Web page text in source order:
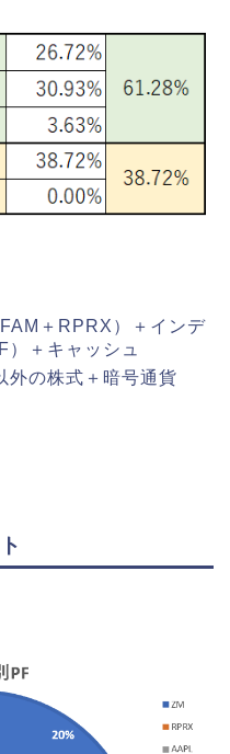
＋RPRX）＋インデ
）＋キャッシュ
外の株式＋暗号通貨